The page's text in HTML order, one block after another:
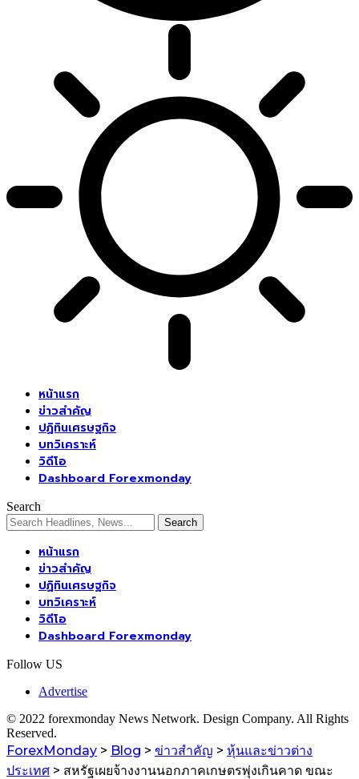
หน้าแรก
ข่าวสำคัญ
ปฏิทินเศรษฐกิจ
บทวิเคราะห์
วิดีโอ
Dashboard Forexmonday
Search
หน้าแรก
ข่าวสำคัญ
ปฏิทินเศรษฐกิจ
บทวิเคราะห์
วิดีโอ
Dashboard Forexmonday
Follow US
Advertise
© 2022 forexmonday News Network. Design Company. All Rights
Reserved.
ForexMonday > Blog > ข่าวสำคัญ > หุ้นและข่าวต่าง
ประเทศ > สหรัฐเผยจ้างงานนอกภาคเกษตรพุ่งเกินคาด ขณะ